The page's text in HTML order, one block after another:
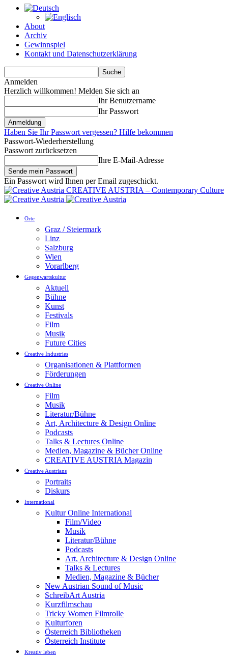
About
Archiv
Gewinnspiel
Kontakt und Datenschutzerklärung
Anmelden
Herzlich willkommen! Melden Sie sich an
Ihr Benutzername
Ihr Passwort
Haben Sie Ihr Passwort vergessen? Hilfe bekommen
Passwort-Wiederherstellung
Passwort zurücksetzen
Ihre E-Mail-Adresse
Ein Passwort wird Ihnen per Email zugeschickt.
CREATIVE AUSTRIA – Contemporary Culture
Orte
Graz / Steiermark
Linz
Salzburg
Wien
Vorarlberg
Gegenwartskultur
Aktuell
Bühne
Kunst
Festivals
Film
Musik
Future Cities
Creative Industries
Organisationen & Plattformen
Förderungen
Creative Online
Film
Musik
Literatur/Bühne
Art, Architecture & Design Online
Podcasts
Talks & Lectures Online
Medien, Magazine & Bücher Online
CREATIVE AUSTRIA Magazin
Creative Austrians
Portraits
Diskurs
International
Kultur Online International
Film/Video
Musik
Literatur/Bühne
Podcasts
Art, Architecture & Design Online
Talks & Lectures
Medien, Magazine & Bücher
New Austrian Sound of Music
SchreibArt Austria
Kurzfilmschau
Tricky Women Filmrolle
Kulturforen
Österreich Bibliotheken
Österreich Institute
Kreativ leben